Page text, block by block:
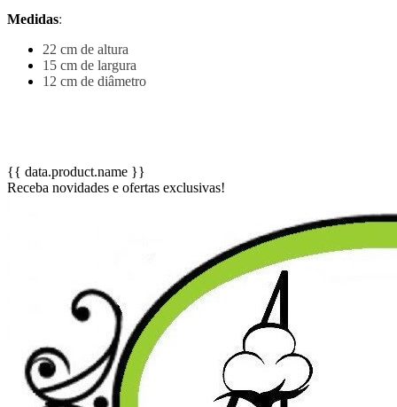
Medidas:
22 cm de altura
15 cm de largura
12 cm de diâmetro
{{ data.product.name }}
Receba novidades e ofertas exclusivas!